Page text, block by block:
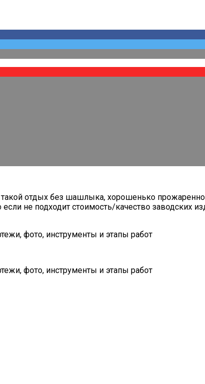
такой отдых без шашлыка, хорошенько
не подходит стоимость/качество заводских